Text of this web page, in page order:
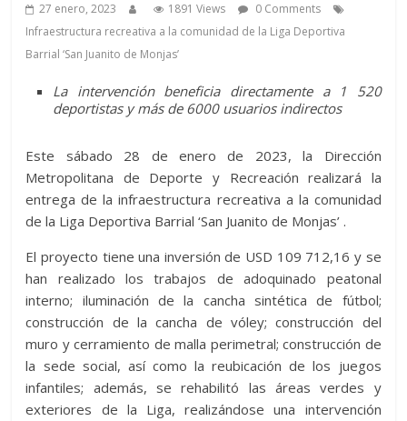
27 enero, 2023 1891 Views
0 Comments
Infraestructura recreativa a la comunidad de la Liga Deportiva
Barrial ‘San Juanito de Monjas’
La intervención beneficia directamente a 1 520
deportistas y más de 6000 usuarios indirectos
Este sábado 28 de enero de 2023, la Dirección
Metropolitana de Deporte y Recreación realizará la
entrega de la infraestructura recreativa a la comunidad
de la Liga Deportiva Barrial ‘San Juanito de Monjas’ .
El proyecto tiene una inversión de USD 109 712,16 y se
han realizado los trabajos de adoquinado peatonal
interno; iluminación de la cancha sintética de fútbol;
construcción de la cancha de vóley; construcción del
muro y cerramiento de malla perimetral; construcción de
la sede social, así como la reubicación de los juegos
infantiles; además, se rehabilitó las áreas verdes y
exteriores de la Liga, realizándose una intervención